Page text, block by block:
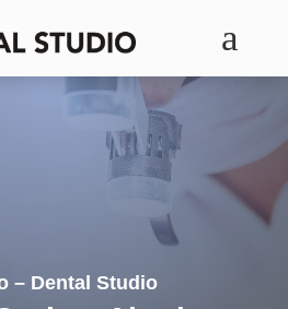
a
– Dental Studio